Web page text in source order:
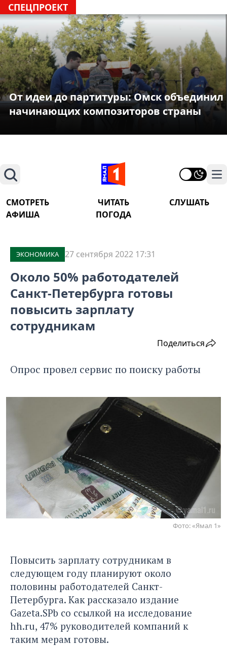
СПЕЦПРОЕКТ
От идеи до партитуры: Омск объединил
начинающих композиторов страны
Поиск
СМОТРЕТЬ ЧИТАТЬ
СЛУШАТЬ
АФИША
ПОГОДА
ЭКОНОМИКА 27 сентября 2022 17:31
Около 50% работодателей
Санкт-Петербурга готовы
повысить зарплату
сотрудникам
Поделиться
Опрос провел сервис по поиску работы
Фото: «Ямал 1»
Повысить зарплату сотрудникам в
следующем году планируют около
половины работодателей Санкт-
Петербурга. Как рассказало издание
Gazeta.SPb со ссылкой на исследование
hh.ru, 47% руководителей компаний к
таким мерам готовы.